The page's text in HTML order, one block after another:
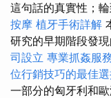
這句話的真實性；
按摩 植牙手術詳解
研究的早期階段發
司設立 專業抓姦服
位行銷技巧的最佳
一部分的匈牙利和